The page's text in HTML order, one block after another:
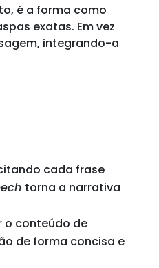
é a forma como
exatas. Em vez
integrando-a
cada frase
torna a narrativa
o conteúdo de
de forma concisa e